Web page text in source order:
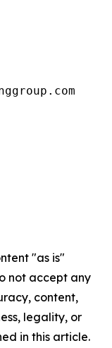
"as is"
not accept any
content,
legality, or
in this article.